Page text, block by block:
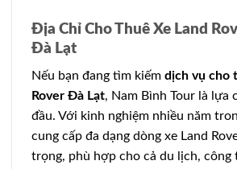
Địa Chỉ Cho Thuê Xe Land
Đà Lạt
Nếu bạn đang tìm kiếm dịch vụ cho
Rover Đà Lạt, Nam Bình Tour là lựa
đầu. Với kinh nghiệm nhiều năm
cung cấp đa dạng dòng xe Land
trọng, phù hợp cho cả du lịch, công